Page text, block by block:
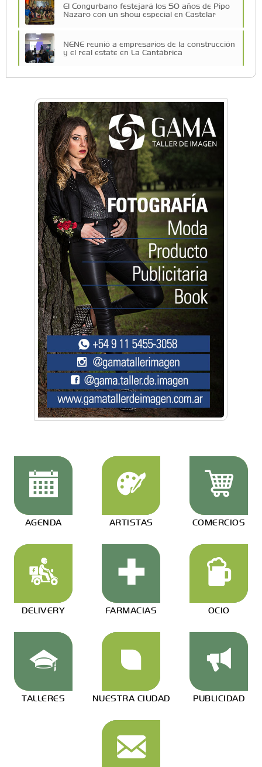
El Congurbano festejará los 50 años de Pipo
Nazaro con un show especial en Castelar
NENE reunió a empresarios de la construcción
y el real estate en La Cantábrica
Una compañía teatral de Castelar competirá
por el Premio FEBA Cultura
La primera vez que Eva Perón voló en avión lo
hizo desde Morón
Mariana Croce: "Hoy las empresas necesitan
un asesoramiento integral para crecer con
seguridad"
Música, teatro, yoga, danza y mucho más:
Conocé todos los talleres para aprender y
disfrutar en la Zona Oeste
AGENDA ARTISTAS COMERCIOS
DELIVERY FARMACIAS OCIO
TALLERES NUESTRA CIUDAD PUBLICIDAD